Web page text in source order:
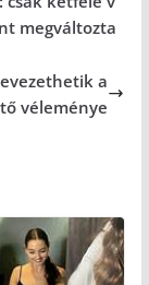
megváltozta
a
véleménye